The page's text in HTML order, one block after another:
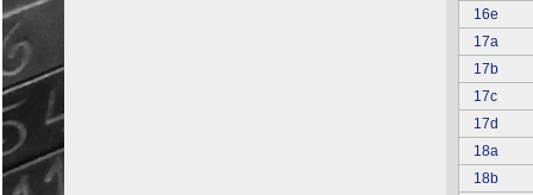
16e
17a
17b
17c
17d
18a
18b